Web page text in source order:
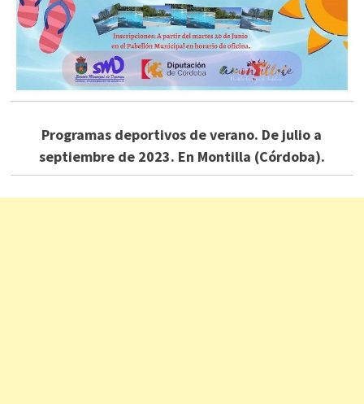
Programas deportivos de verano. De julio a
septiembre de 2023. En Montilla (Córdoba).